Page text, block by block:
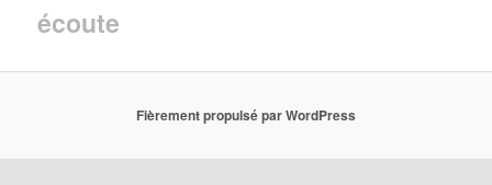
écoute
Fièrement propulsé par WordPress